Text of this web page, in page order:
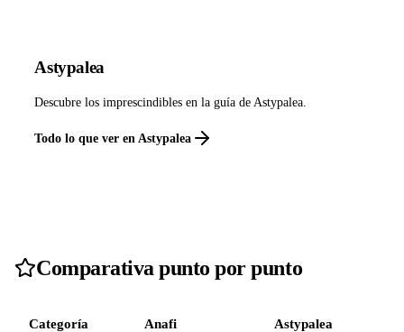
Astypalea
Descubre los imprescindibles en la guía de Astypalea.
Todo lo que ver en Astypalea
Comparativa punto por punto
Categoría Anafi Astypalea